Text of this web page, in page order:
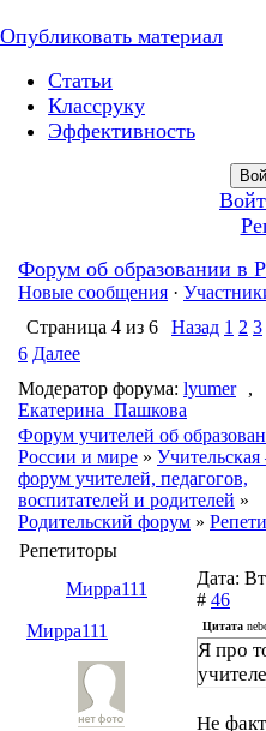
Опубликовать материал
Статьи
Классруку
Эффективность
Форум об образовании в
Новые сообщения ·
Страница 4 из 6 Назад 1 2 3
6 Далее
Модератор форума: lyumer
,
Екатерина_Пашкова
Форум учителей об
России и мире »
форум учителей, педагогов,
воспитателей и родителей »
Родительский форум »
Репетиторы
Мирра111
Дата:
# 46
Мирра111
Цитата
Я про
Не